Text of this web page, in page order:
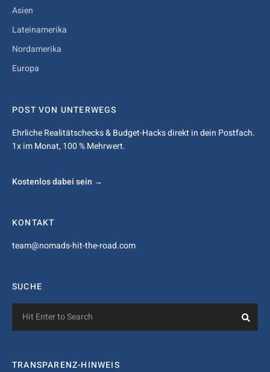
Asien
Lateinamerika
Nordamerika
Europa
POST VON UNTERWEGS
Ehrliche Realitätschecks & Budget-Hacks direkt in dein Postfach.
1x im Monat, 100 % Mehrwert.
Kostenlos dabei sein →
KONTAKT
team@nomads-hit-the-road.com
SUCHE
for:
TRANSPARENZ-HINWEIS